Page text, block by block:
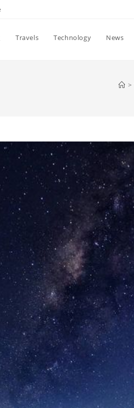
Travels Technology News
>